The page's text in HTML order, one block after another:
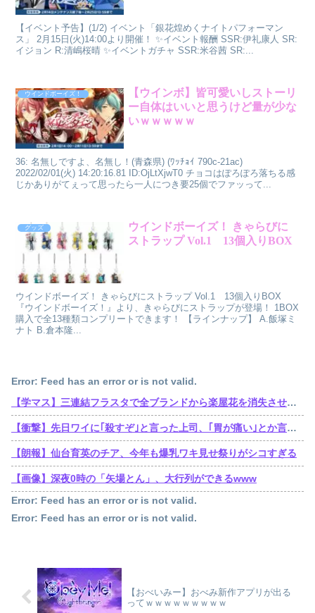
【イベント予告】(1/2) イベント「銀花煌めくナイトパフォーマン
ス」 2月15日(火)14:00より開催！ ✨イベント報酬 SSR:伊礼康人 SR:
イジョン R:清嶋桜晴 ✨イベントガチャ SSR:米谷茜 SR:...
ウインドボーイズ！
【ウインボ】皆可愛いしストーリ
ー自体はいいと思うけど量が少な
いｗｗｗｗｗ
36: 名無しですよ、名無し！(青森県) (ﾜｯﾁｮｲ 790c-21ac)
2022/02/01(火) 14:20:16.81 ID:OjLtXjwT0 チョコはぽろぽろ落ちる感
じかありがてぇって思ったら一人につき要25個でファッって...
グッズ
ウインドボーイズ！ きゃらびに
ストラップ Vol.1 13個入りBOX
ウインドボーイズ！ きゃらびにストラップ Vol.1 13個入りBOX
『ウインドボーイズ！』より、きゃらびにストラップが登場！ 1BOX
購入で全13種類コンプリートできます！ 【ラインナップ】 A.飯塚ミ
ナト B.倉本隆...
Error: Feed has an error or is not valid.
【学マス】三連結フラスタで全ブランドから楽屋花を消失させた訴訟おじさん遂に口を開くも他人事
【衝撃】先日ワイに｢殺すぞ｣と言った上司、｢胃が痛い｣とか言い出すｗｗｗｗｗ
【朗報】仙台育英のチア、今年も爆乳ワキ見せ祭りがシコすぎる
【画像】深夜0時の「矢場とん」、大行列ができるwww
Error: Feed has an error or is not valid.
Error: Feed has an error or is not valid.
【おべいみー】おべみ新作アプリが出る
ってｗｗｗｗｗｗｗｗｗ